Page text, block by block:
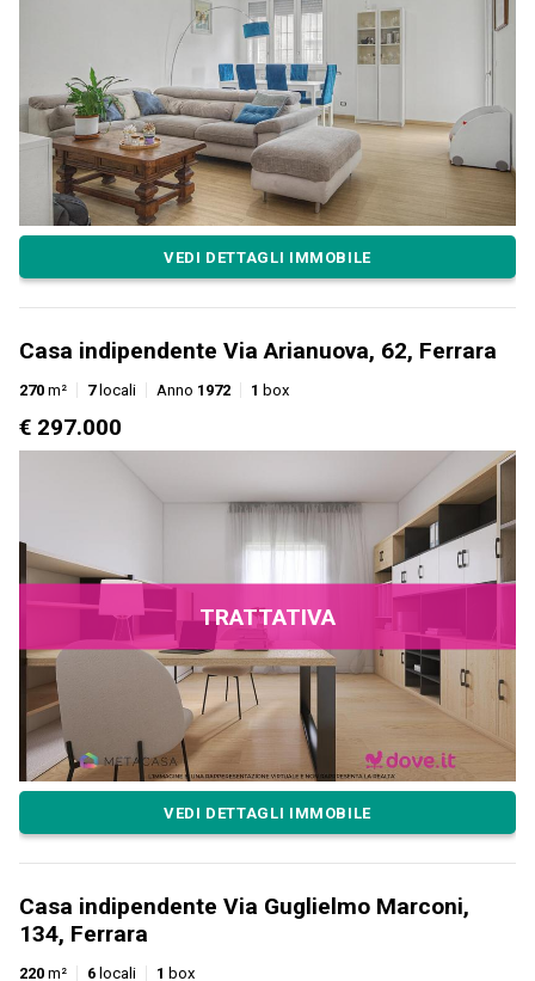
VEDI DETTAGLI IMMOBILE
Casa indipendente Via Arianuova, 62, Ferrara
270 m² 7locali Anno 1972 1 box
€ 297.000
TRATTATIVA
VEDI DETTAGLI IMMOBILE
Casa indipendente Via Guglielmo Marconi,
134, Ferrara
220 m² 6 locali 1 box